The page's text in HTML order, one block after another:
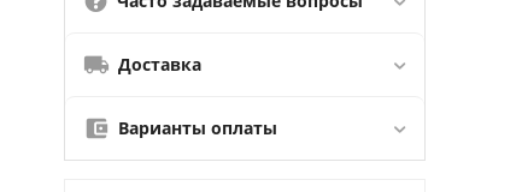
Доставка
Варианты оплаты